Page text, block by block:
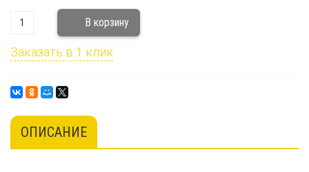
Заказать в 1 клик
ОПИСАНИЕ